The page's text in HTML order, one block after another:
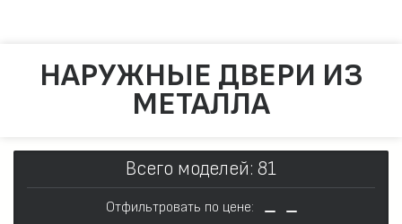
НАРУЖНЫЕ ДВЕРИ ИЗ
МЕТАЛЛА
Всего моделей: 81
Отфильтровать по цене: